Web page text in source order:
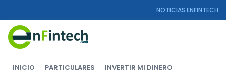
NOTICIAS ENFINTECH
INICIO PARTICULARES INVERTIR MI DINERO